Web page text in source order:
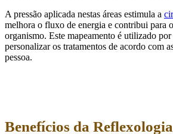
A pressão aplicada nestas áreas estimula a
melhora o fluxo de energia e contribui para
organismo. Este mapeamento é utilizado
personalizar os tratamentos de acordo com
pessoa.
Benefícios da